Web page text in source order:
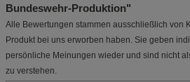
Bundeswehr-Produktion"
Alle Bewertungen stammen ausschließlich von
Produkt bei uns erworben haben. Sie geben
persönliche Meinungen wieder und sind nicht
zu verstehen.